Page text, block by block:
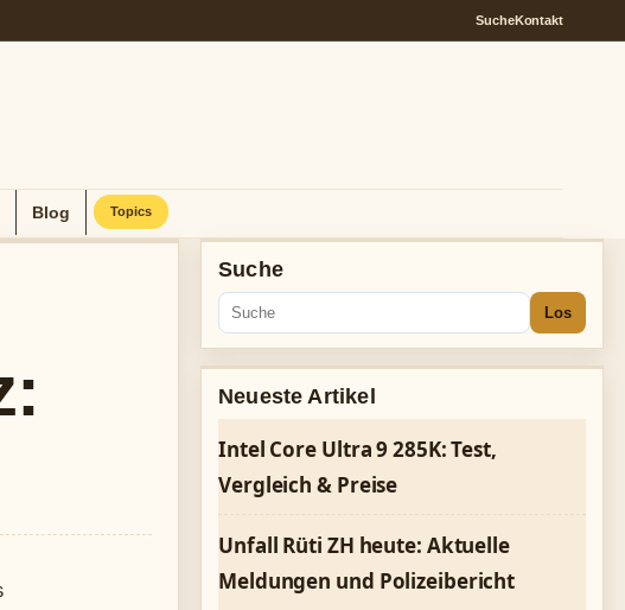
SucheKontakt
Blog Topics
Suche
Los
Neueste Artikel
Intel Core Ultra 9 285K: Test,
Vergleich & Preise
Unfall Rüti ZH heute: Aktuelle
Meldungen und Polizeibericht